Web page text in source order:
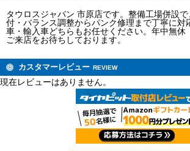
タウロスジャパン 市原店です。整備工場併設
付・バランス調整からパンク修理まで丁寧に対
車・輸入車どちらもお任せください。年中無休
ご来店をお待ちしております。
カスタマーレビュー REVIEW
現在レビューはありません。